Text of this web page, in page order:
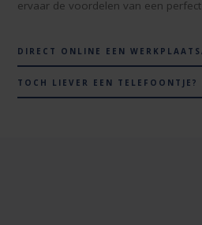
ervaar de voordelen van een
DIRECT ONLINE EEN
TOCH LIEVER EEN TELEFOONTJE?